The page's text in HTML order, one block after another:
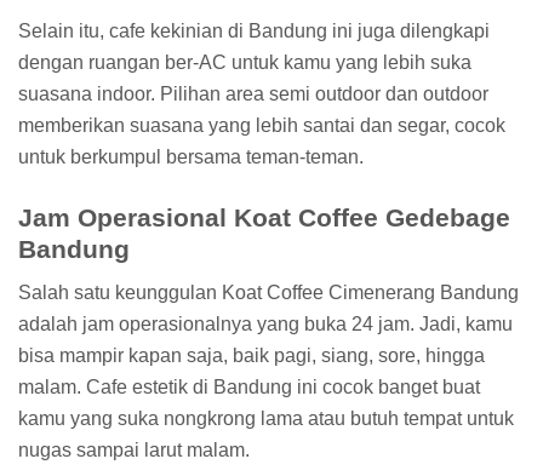
Selain itu, cafe kekinian di Bandung ini juga dilengkapi
dengan ruangan ber-AC untuk kamu yang lebih suka
suasana indoor. Pilihan area semi outdoor dan outdoor
memberikan suasana yang lebih santai dan segar, cocok
untuk berkumpul bersama teman-teman.
Jam Operasional Koat Coffee Gedebage
Bandung
Salah satu keunggulan Koat Coffee Cimenerang Bandung
adalah jam operasionalnya yang buka 24 jam. Jadi, kamu
bisa mampir kapan saja, baik pagi, siang, sore, hingga
malam. Cafe estetik di Bandung ini cocok banget buat
kamu yang suka nongkrong lama atau butuh tempat untuk
nugas sampai larut malam.